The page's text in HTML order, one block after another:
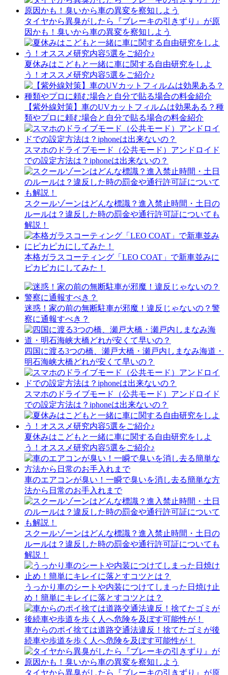
タイヤから異臭がしたら『ブレーキの引きずり』が原
因かも！臭いから車の異変を察知しよう
夏休みはこどもと一緒に車に関する自由研究をしよ
う！オススメ研究内容5選をご紹介♪
【紫外線対策】車のUVカットフィルムは効果ある？種
類やプロに頼む場合と自分で貼る場合の料金紹介
スマホのドライブモード（公共モード）アンドロイド
での設定方法は？iphoneは出来ないの？
スクールゾーンはどんな標識？進入禁止時間・土日の
ルールは？違反した時の罰金や通行許可証についても
解説！
本格ガラスコーティング「LEO COAT」で新車並みに
ピカピカにしてみた！
迷惑！家の前の無断駐車が邪魔！違反じゃないの？警
察に通報すべき？
四国に渡る3つの橋、瀬戸大橋・瀬戸内しまなみ海道・
明石海峡大橋どれが安くて早いの？
スマホのドライブモード（公共モード）アンドロイド
での設定方法は？iphoneは出来ないの？
夏休みはこどもと一緒に車に関する自由研究をしよ
う！オススメ研究内容5選をご紹介♪
車のエアコンが臭い！一瞬で臭いを消し去る簡単な方
法から日常のお手入れまで
スクールゾーンはどんな標識？進入禁止時間・土日の
ルールは？違反した時の罰金や通行許可証についても
解説！
うっかり車のシートや内装につけてしまった日焼け止
め！簡単にキレイに落とすコツとは？
車からのポイ捨ては道路交通法違反！捨てたゴミが後
続車や歩道を歩く人へ危険を及ぼす可能性が！
タイヤから異臭がしたら『ブレーキの引きずり』が原